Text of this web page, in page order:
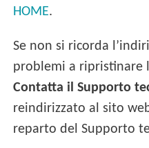
HOME.
Se non si ricorda
problemi a ripristinare
Contatta il Supporto
reindirizzato al sito
reparto del Supporto